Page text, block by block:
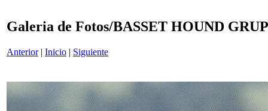
Galeria de Fotos/BASSET HOUND
Anterior| Inicio | Siguiente